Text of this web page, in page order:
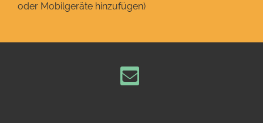
oder Mobilgeräte hinzufügen)